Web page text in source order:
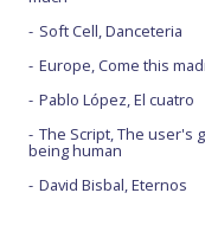
Soft Cell, Danceteria
Europe, Come this
Pablo López, El cuatro
The Script, The user's
being human
David Bisbal, Eternos